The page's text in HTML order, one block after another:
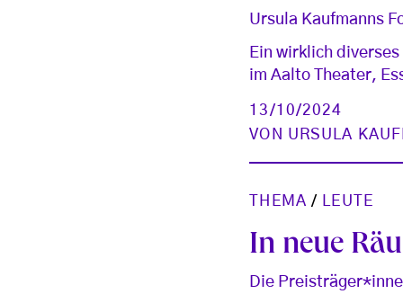
Ursula Kaufmanns
Ein wirklich
im Aalto Theater,
13/10/2024
VON URSULA
THEMA / LEUTE
In neue
Die